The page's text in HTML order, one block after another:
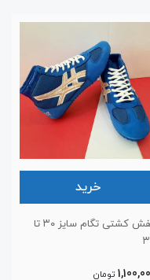
خرید
کفش کشتی تگام سایز ۳۰ تا
تومان